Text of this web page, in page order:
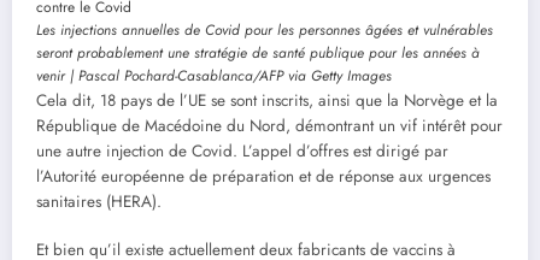
Les injections annuelles de Covid pour les personnes âgées et vulnérables
seront probablement une stratégie de santé publique pour les années à
venir | Pascal Pochard-Casablanca/AFP via Getty Images
Cela dit, 18 pays de l’UE se sont inscrits, ainsi que la Norvège et la
République de Macédoine du Nord, démontrant un vif intérêt pour
une autre injection de Covid. L’appel d’offres est dirigé par
l’Autorité européenne de préparation et de réponse aux urgences
sanitaires (HERA).
Et bien qu’il existe actuellement deux fabricants de vaccins à